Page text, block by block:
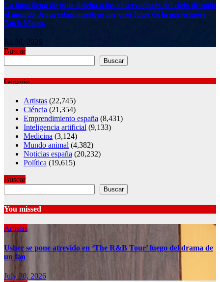
La luna llena de julio deleita a los observadores del cielo de todo
el mundo. Aquí están nuestras mejores fotos de la majestuosa
Buck Moon.
Jul 30, 2026
Buscar
Buscar
Categorías
Artistas (22,745)
Ciéncia (21,354)
Emprendimiento españa (8,431)
Inteligencia artificial (9,133)
Medicina (3,124)
Mundo animal (4,382)
Noticias españa (20,232)
Política (19,615)
Buscar
Buscar
You missed
Artistas
Usher se pone atrevido en ‘The R&B Tour’ luego del drama de
un fan
July 30, 2026